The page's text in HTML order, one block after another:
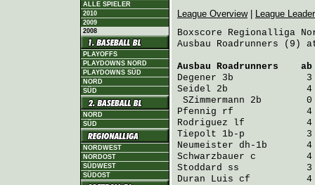
ALLE SPIELER
2010
2009
2008
PLAYOFFS
PLAYDOWNS NORD
PLAYDOWNS SÜD
NORD
SÜD
NORD
SÜD
NORDWEST
NORDOST
SÜDWEST
SÜDOST
League Overview|
League
Boxscore Regionalliga
Ausbau Roadrunners (9)
Ausbau Roadrunners
ab
Degener 3b             3
Seidel 2b              4
SZimmermann 2b        0
Pfennig rf             4
Rodriguez lf           4
Tiepolt 1b-p           3
Neumeister dh-1b       4
Schwarzbauer c         4
Stoddard ss            3
Duran Luis cf          4